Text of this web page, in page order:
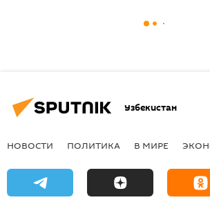
Узбекистан
НОВОСТИ ПОЛИТИКА В МИРЕ